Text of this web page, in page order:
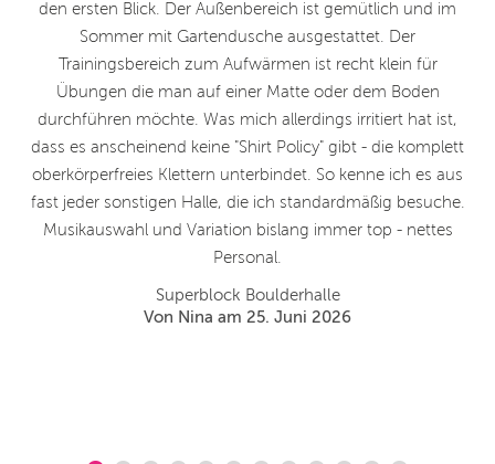
den ersten Blick. Der Außenbereich ist gemütlich und im
Sommer mit Gartendusche ausgestattet. Der
Trainingsbereich zum Aufwärmen ist recht klein für
Übungen die man auf einer Matte oder dem Boden
durchführen möchte. Was mich allerdings irritiert hat ist,
dass es anscheinend keine "Shirt Policy" gibt - die komplett
oberkörperfreies Klettern unterbindet. So kenne ich es aus
fast jeder sonstigen Halle, die ich standardmäßig besuche.
Musikauswahl und Variation bislang immer top - nettes
Personal.
Superblock Boulderhalle
Von Nina am 25. Juni 2026